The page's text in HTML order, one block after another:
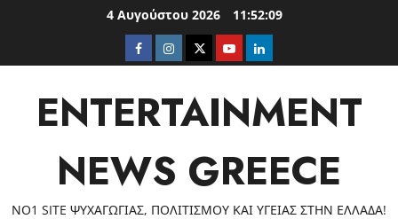
4 Αυγούστου 2026 11:52:10
Facebook
Instagram
TwitterYoutubeLinkedIn
ENTERTAINMENT
NEWS GREECE
ΝΟ1 SITE ΨΥΧΑΓΩΓΊΑΣ, ΠΟΛΙΤΙΣΜΟΎ ΚΑΙ ΥΓΕΊΑΣ ΣΤΗΝ ΕΛΛΆΔΑ!